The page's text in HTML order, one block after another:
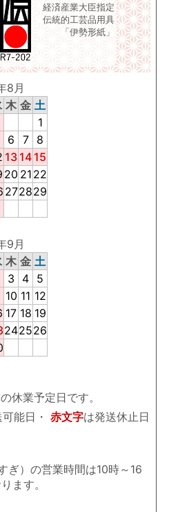
経済産業大臣指定
伝統的工芸品用具
「伊勢形紙」
8月
木 金 土
1
6 7
8
13 14 15
20 21 22
272829
9月
木 金 土
3 4 5
10 11 12
17 18 19
242526
休業予定日です。
能日・ 赤文字は発送休止日
ぎ）の営業時間は10時～16
ます。